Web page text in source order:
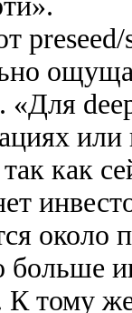
«Для
как
больше
тому